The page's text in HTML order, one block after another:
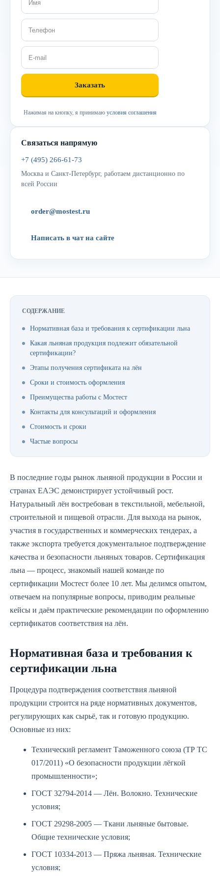
Нажимая на кнопку, я принимаю условия соглашения
Связаться напрямую
+7 (495) 266-61-73
Москва и Санкт-Петербург, работаем дистанционно по
всей России
order@mostest.ru
Написать в чат на сайте
СОДЕРЖАНИЕ
Нормативная база и требования к сертификации льна
Какая льняная продукция подлежит обязательной
сертификации?
Этапы получения сертификата на лён
Сроки и стоимость оформления
Преимущества работы с Мостест
Контакты для консультаций и оформления
Стоимость и сроки
Частые вопросы
В последние годы рынок льняной продукции в России и
странах ЕАЭС демонстрирует устойчивый рост.
Натуральный лён востребован в текстильной, мебельной,
строительной и пищевой отрасли. Для выхода на рынок,
участия в государственных и коммерческих тендерах, а
также экспорта требуется документальное подтверждение
качества и безопасности льняных товаров. Сертификация
льна — процесс, знакомый нашей команде по
сертификации Мостест более 10 лет. Мы делимся опытом,
отвечаем на популярные вопросы, приводим реальные
кейсы и даём практические рекомендации по оформлению
сертификатов соответствия на лён.
Нормативная база и требования к
сертификации льна
Процедура подтверждения соответствия льняной
продукции строится на ряде нормативных документов,
регулирующих как сырьё, так и готовую продукцию.
Основные из них:
Технический регламент Таможенного союза (ТР ТС
017/2011) «О безопасности продукции лёгкой
промышленности»;
ГОСТ 32794-2014 — Лён. Волокно. Технические
условия;
ГОСТ 29298-2005 — Ткани льняные бытовые.
Общие технические условия;
ГОСТ 10334-2013 — Пряжа льняная. Технические
условия;